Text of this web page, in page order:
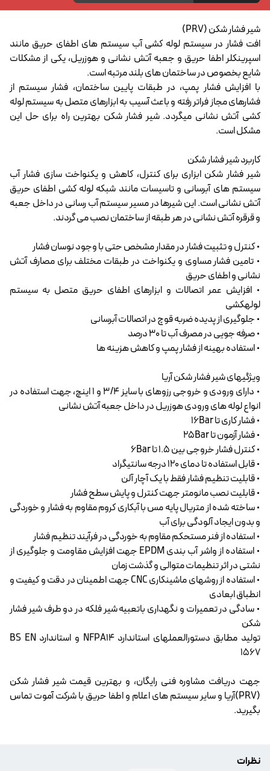
شیر فشار شکن (PRV)
افت فشار در سیستم لوله کشی آب سیستم های اطفای حریق مانند
اسپرینکلر اطفا حریق و جعبه آتش نشانی و هوزریل، یکی از مشکلات
شایع بخصوص در ساختمان های بلند مرتبه است.
با افزایش فشار پمپ، در طبقات پایین ساختمان، فشار سیستم از
فشارهای مجاز فراتر رفته و باعث آسیب به ابزارهای متصل به سیستم لوله
کشی آتش نشانی میگردد. شیر فشار شکن بهترین راه برای حل این
مشکل است.
کاربرد شیر فشار شکن
شیر فشار شکن ابزاری برای کنترل، کاهش و یکنواخت سازی فشار آب
سیستم های آبرسانی و تاسیسات مانند شبکه لوله کشی اطفای حریق
آتش نشانی است. این شیرها در مسیر سیستم آب رسانی در داخل جعبه
و قرقره آتش نشانی در هر طبقه از ساختمان نصب می گردند.
• کنترل و تثبیت فشار در مقدار مشخص حتی با وجود نوسان فشار
• تامین فشار مساوی و یکنواخت در طبقات مختلف برای مصارف آتش
نشانی و اطفای حریق
• افزایش عمر اتصالات و ابزارهای اطفای حریق متصل به سیستم
لولهکشی
• جلوگیری از پدیده ضربه قوچ در اتصالات آبرسانی
• صرفه جویی در مصرف آب تا 30 درصد
• استفاده بهینه از فشار پمپ و کاهش هزینه ها
ویژگیهای شیر فشار شکن آریا
• دارای ورودی و خروجی رزوهای با سایز 3/4 و 1 اینچ، جهت استفاده در
انواع لوله های ورودی هوزریل در داخل جعبه آتش نشانی
• فشار کاری تا 16Bar
• فشار آزمون تا 25Bar
• کنترل فشار خروجی بین 1.5 تا 6Bar
• قابل استفاده تا دمای 120 درجه سانتیگراد
• قابلیت تنظیم فشار فقط با یک آچار آلن
• قابلیت نصب مانومتر جهت کنترل و پایش سطح فشار
• ساخته شده از متریال پایه مس با آبکاری کروم مقاوم به فشار و خوردگی
و بدون ایجاد آلودگی برای آب
• استفاده از فنر مستحکم مقاوم به خوردگی در فرآیند تنظیم فشار
• استفاده از واشر آب بندی EPDM جهت افزایش مقاومت و جلوگیری از
نشتی در اثر تنظیمات متوالی و گذشت زمان
• استفاده از روشهای ماشینکاری CNC جهت اطمینان در دقت و کیفیت و
انطباق ابعادی
• سادگی در تعمیرات و نگهداری باتعبیه شیر فلکه در دو طرف شیر فشار
شکن
تولید مطابق دستورالعملهای استاندارد NFPA14 و استاندارد BS EN
1567
جهت دریافت مشاوره فنی رایگان، و بهترین قیمت شیر فشار شکن
(PRV)آریا و سایر سیستم های اعلام و
اطفا حریق با شرکت آموت تماس
بگیرید.
نظرات